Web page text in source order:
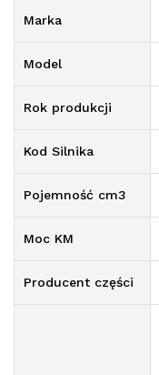
Marka
Model
Rok produkcji
Kod Silnika
Pojemność cm3
Moc KM
Producent części